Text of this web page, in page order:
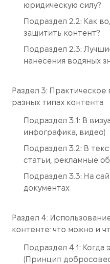
юридическую силу?
Подраздел 2.2: Как
защитить контент?
Подраздел 2.3:
нанесения водяных
Раздел 3:
разных типах контента
Подраздел 3.1: В
инфографика, видео)
Подраздел 3.2: В
статьи, рекламные
Подраздел 3.3: На
документах
Раздел 4:
контенте: что можно и
Подраздел 4.1: Когда
(Принцип